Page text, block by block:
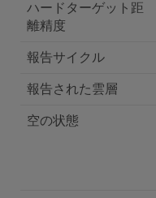
ハードターゲット距
離精度
報告サイクル
報告された雲層
空の状態